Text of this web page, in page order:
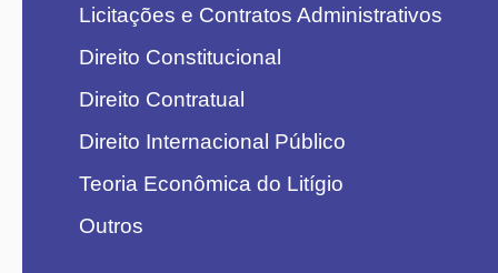
Licitações e Contratos Administrativos
Direito Constitucional
Direito Contratual
Direito Internacional Público
Teoria Econômica do Litígio
Outros